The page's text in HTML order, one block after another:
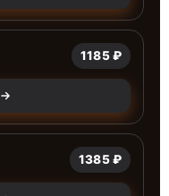
1185 ₽
1385 ₽